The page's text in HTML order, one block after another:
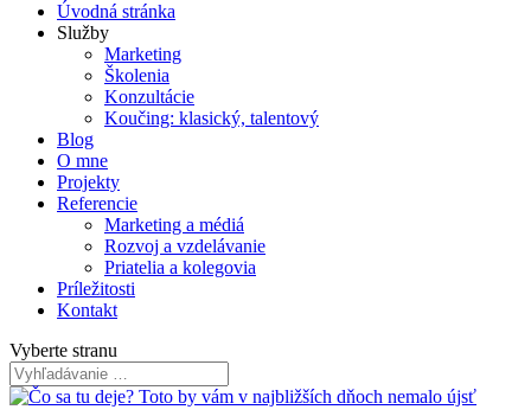
Úvodná stránka
Služby
Marketing
Školenia
Konzultácie
Koučing: klasický, talentový
Blog
O mne
Projekty
Referencie
Marketing a médiá
Rozvoj a vzdelávanie
Priatelia a kolegovia
Príležitosti
Kontakt
Vyberte stranu